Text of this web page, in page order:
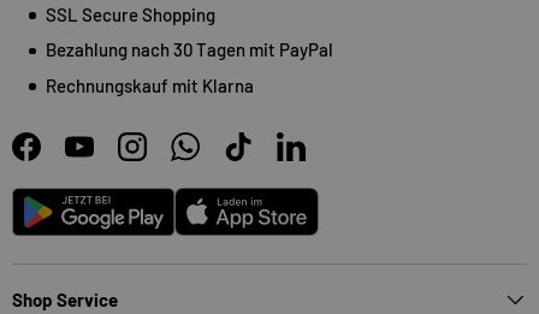
SSL Secure Shopping
Bezahlung nach 30 Tagen mit PayPal
Rechnungskauf mit Klarna
FacebookYouTubeInstagramWhatsAppTikTokLinkedIn
Android App Store
Shop Service